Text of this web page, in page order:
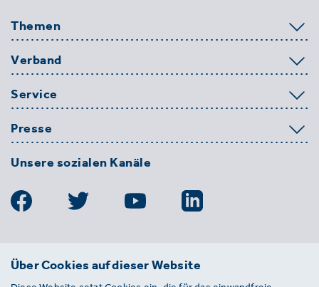
Themen
Verband
Service
Presse
Unsere sozialen Kanäle
BDE
Über Cookies auf dieser Website